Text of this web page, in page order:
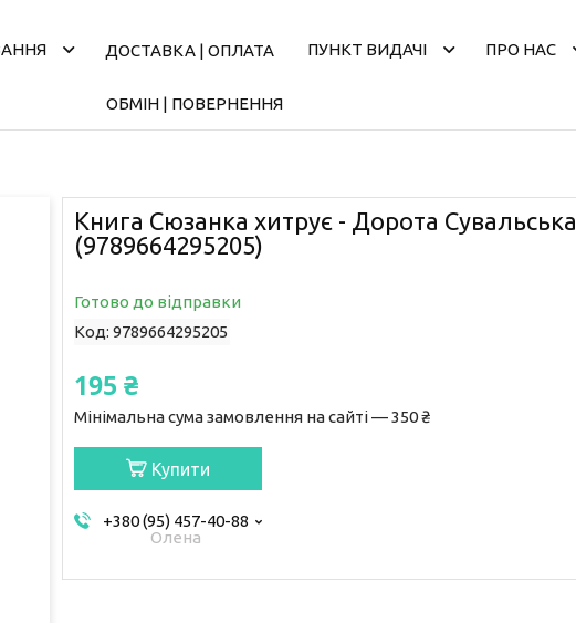
ДОСТАВКА | ОПЛАТА ПУНКТ ВИДАЧІ ПРО НАС
ОБМІН | ПОВЕРНЕННЯ
Книга Сюзанка хитрує - Дорота Сувальська
(9789664295205)
Готово до відправки
Код: 9789664295205
195 ₴
Мінімальна сума замовлення на сайті — 350 ₴
Купити
+380 (95) 457-40-88
Олена